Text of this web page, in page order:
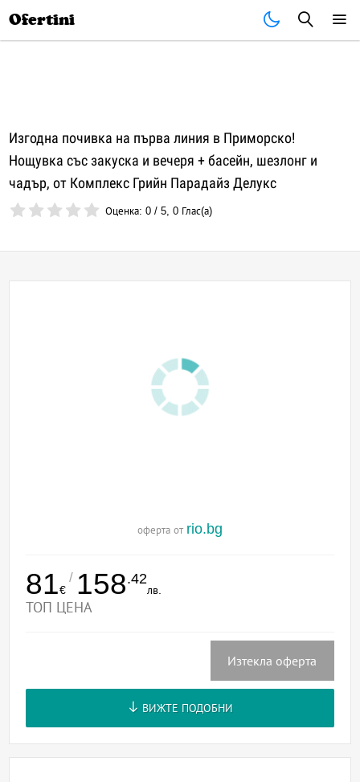
Ofertini
Изгодна почивка на първа линия в Приморско!
Нощувка със закуска и вечеря + басейн, шезлонг и
чадър, от Комплекс Грийн Парадайз Делукс
Оценка:0 /5,0 Глас(а)
оферта от rio.bg
81€
/ 158.42
лв.
ТОП ЦЕНА
Изтекла оферта
ВИЖТЕ ПОДОБНИ